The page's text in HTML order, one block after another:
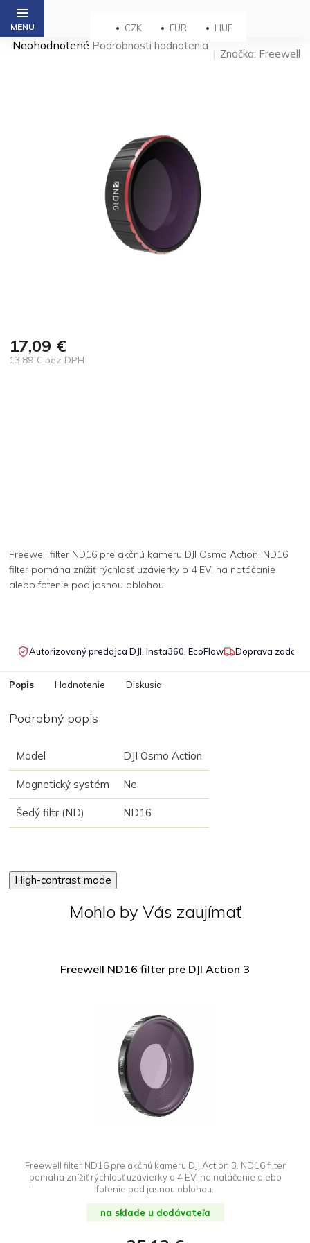
Prejsť
obsah
CZK EUR HUF
Priemerné
Neohodnotené Podrobnosti hodnotenia
Značka: Freewell
17,09 €
13,89 € bez DPH
Freewell filter ND16 pre akčnú kameru DJI Osmo Action. ND16
filter pomáha znížiť rýchlosť uzávierky o 4 EV, na natáčanie
alebo fotenie pod jasnou oblohou.
Autorizovaný predajca DJI, Insta360, EcoFlow Doprava
Popis Hodnotenie Diskusia
Podrobný popis
Model DJI Osmo Action
Magnetický systém Ne
Šedý filtr (ND) ND16
High-contrast mode
Mohlo by Vás zaujímať
Freewell ND16 filter pre DJI Action 3
Freewell filter ND16 pre akčnú kameru DJI Action 3. ND16 filter
pomáha znížiť rýchlosť uzávierky o 4 EV, na natáčanie alebo
fotenie pod jasnou oblohou.
na sklade u dodávateľa